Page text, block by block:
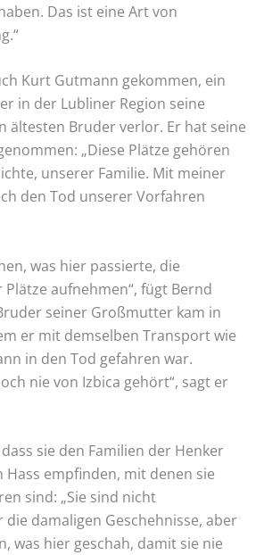
Das ist eine Art von
Kurt Gutmann gekommen, ein
in der Lubliner Region seine
ältesten Bruder verlor. Er hat seine
„Diese Plätze gehören
unserer Familie. Mit meiner
den Tod unserer Vorfahren
was hier passierte, die
Plätze aufnehmen“, fügt Bernd
seiner Großmutter kam in
er mit demselben Transport wie
in den Tod gefahren war.
nie von Izbica gehört“, sagt er
sie den Familien der Henker
Hass empfinden, mit denen sie
sind: „Sie sind nicht
damaligen Geschehnisse, aber
was hier geschah, damit sie nie